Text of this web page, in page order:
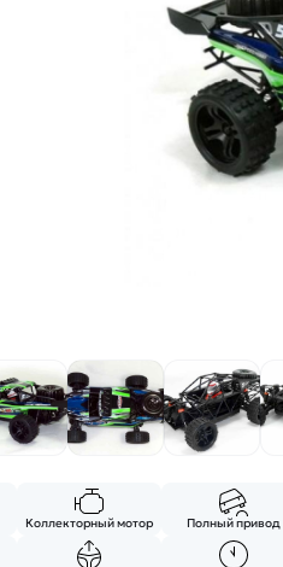
Дроны с
Коллекторный мотор Полный привод